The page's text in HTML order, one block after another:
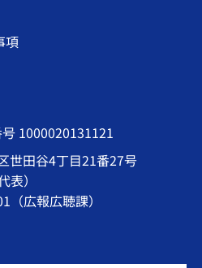
項
1000020131121
世田谷4丁目21番27号
表）
広報広聴課）